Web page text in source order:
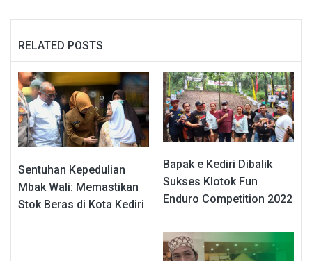
RELATED POSTS
Sentuhan Kepedulian
Mbak Wali: Memastikan
Stok Beras di Kota Kediri
Bapak e Kediri Dibalik
Sukses Klotok Fun
Enduro Competition 2022